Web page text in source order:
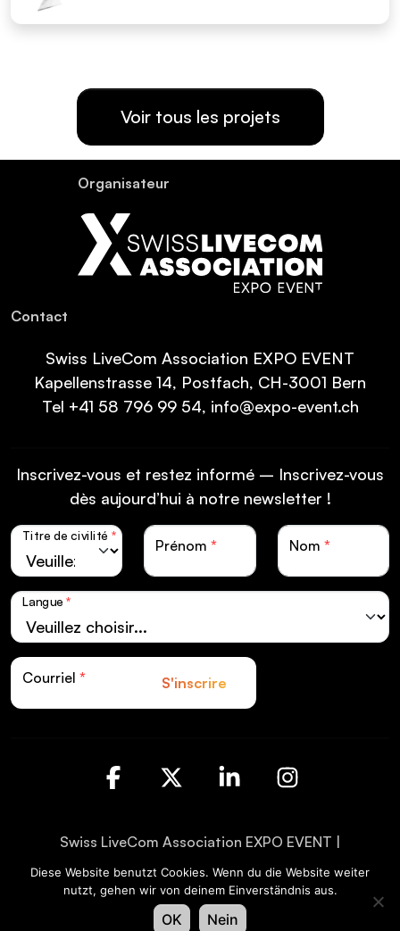
Voir tous les projets
Organisateur
Contact
Swiss LiveCom Association EXPO EVENT
Kapellenstrasse 14, Postfach, CH-3001 Bern
Tel +41 58 796 99 54, info@expo-event.ch
Inscrivez-vous et restez informé – Inscrivez-vous
dès aujourd’hui à notre newsletter !
Titre de civilité *
Prénom * Nom *
Langue *
Courriel * S'inscrire
Facebook LinkedIn
Swiss LiveCom Association EXPO EVENT |
Kapellenstrasse 14 | Postfach CH-3001 Bern
Protection des données
Diese Website benutzt Cookies. Wenn du die Website weiter
nutzt, gehen wir von deinem Einverständnis aus.
OK Nein